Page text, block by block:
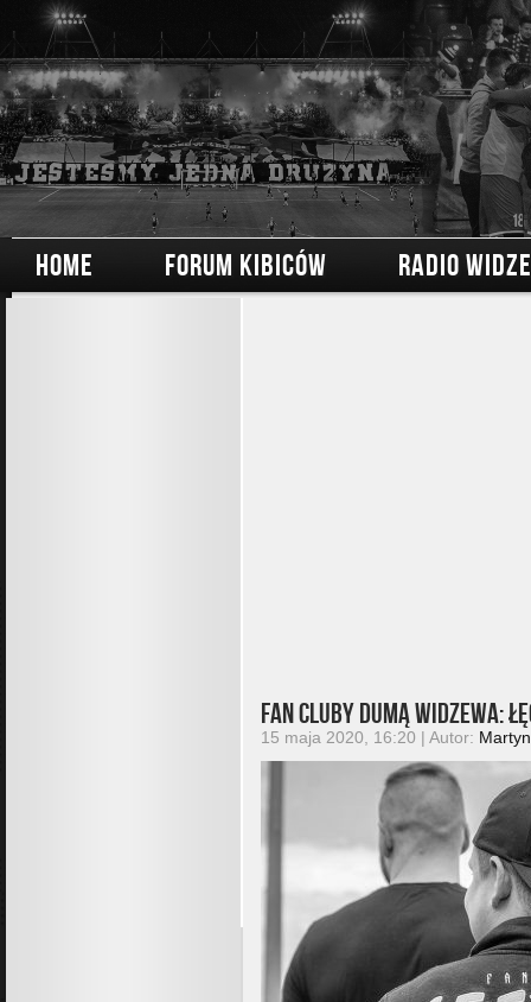
HOME FORUM KIBICÓW RADIO
Fan cluby dumą Widzewa:
15 maja 2020, 16:20 | Autor: